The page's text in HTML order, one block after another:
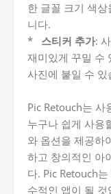
한 글꼴 크기 색
니다.
* 스티커 추가:
재미있게 꾸밀 수
사진에 붙일 수 있
Pic Retouch는 사
누구나 쉽게 사용
와 옵션을 제공하
하고 창의적인 아
다. Pic Retouch
수적인 앱이 될 것